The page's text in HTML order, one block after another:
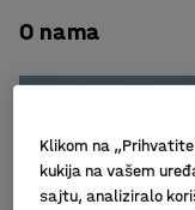
O nama
Klikom na
kukija na vašem
sajtu, analiziralo